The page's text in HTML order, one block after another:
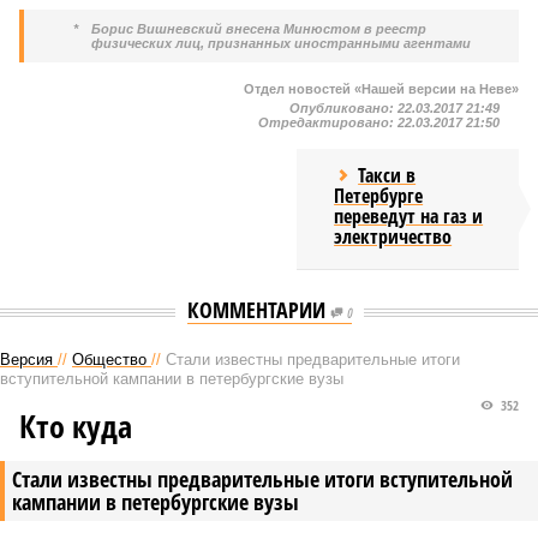
*
Борис Вишневский внесена Минюстом в реестр
физических лиц, признанных иностранными агентами
Отдел новостей «Нашей версии на Неве»
Опубликовано: 22.03.2017 21:49
Отредактировано: 22.03.2017 21:50
Такси в
Петербурге
переведут на газ и
электричество
КОММЕНТАРИИ 0
Версия // Общество // Стали известны предварительные итоги
вступительной кампании в петербургские вузы
Стали известны предварительные итоги вступительной
кампании в петербургские вузы
352
Кто куда